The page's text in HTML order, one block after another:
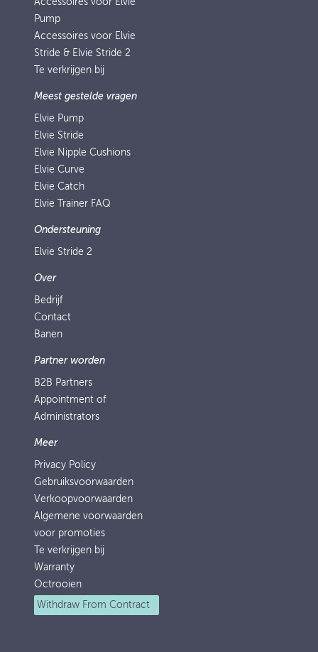
Pump
Accessoires voor Elvie
Stride & Elvie Stride 2
Te verkrijgen bij
Meest gestelde vragen
Elvie Pump
Elvie Stride
Elvie Nipple Cushions
Elvie Curve
Elvie Catch
Elvie Trainer FAQ
Ondersteuning
Elvie Stride 2
Over
Bedrijf
Contact
Banen
Partner worden
B2B Partners
Appointment of
Administrators
Meer
Privacy Policy
Gebruiksvoorwaarden
Verkoopvoorwaarden
Algemene voorwaarden
voor promoties
Te verkrijgen bij
Warranty
Octrooien
Withdraw From Contract